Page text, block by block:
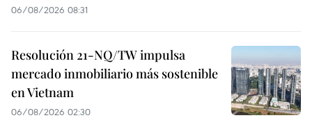
06/08/2026 08:31
Resolución 21-NQ/TW impulsa
mercado inmobiliario más sostenible
en Vietnam
06/08/2026 02:30